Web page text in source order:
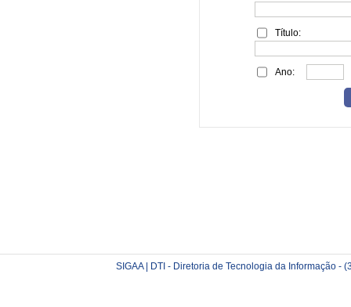
Título:
Ano:
SIGAA | DTI - Diretoria de Tecnologia da Informação